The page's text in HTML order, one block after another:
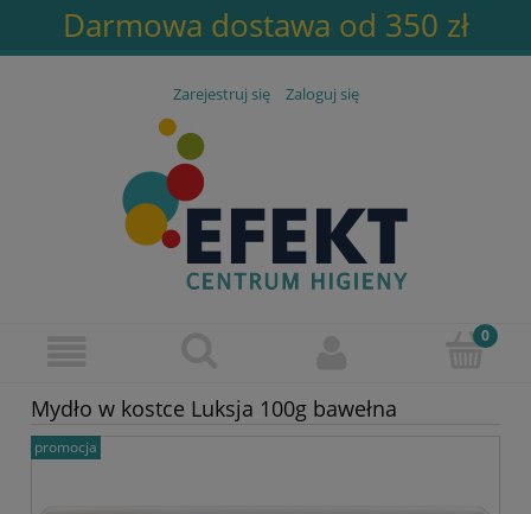
Darmowa dostawa od 350 zł
Zarejestruj się Zaloguj się
Mydło w kostce Luksja 100g bawełna
promocja